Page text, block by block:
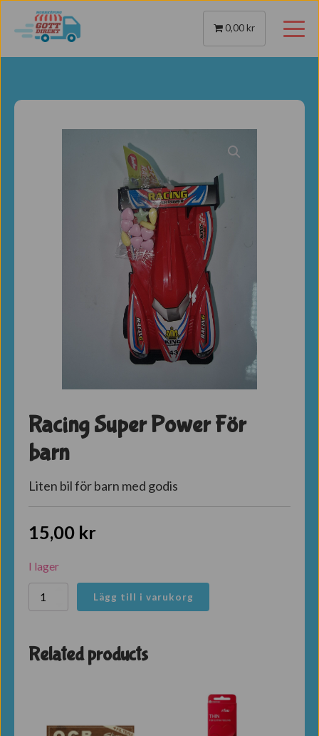
0,00 kr
Vi tar emot beställningar måndag 18-03 och övrig tid öppet dygnet
Racing Super Power För
barn
Liten bil för barn med godis
15,00 kr
I lager
Racing
Super
För
barn
Lägg till i varukorg
Related products